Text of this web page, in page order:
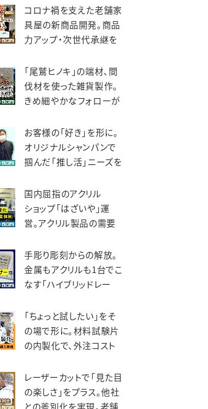
（北星社グループ）様
コロナ禍を支えた老舗家
具屋の新商品開発。商品
力アップ・次世代承継を
津木工様
「尾鷲ヒノキ」の端材、間
伐材を使った雑貨製作。
きめ細やかなフォローが
すや様
お客様の「好き」を形に。
オリジナルシャンパンで
掴んだ「推し活」ニーズを
インマーケット様
国内屈指のアクリル
ショップ「はざいや」運
営。アクリル製品の需要
生産体制。菅原工芸様
手彫り彫刻からの解放。
金属もアクリルも1台でこ
なす「ハイブリッドレー
上。トージ工芸様
「ちょっと試したい」をそ
の場で形に。材料試験片
の内製化で、外注コスト
両立。フジクリーン様
レーザーカットで「見た目
の楽しさ」をプラス。他社
との差別化を実現。老舗